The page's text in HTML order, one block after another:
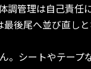
管理は自己責任
後尾へ並び直し
。シートやテープ